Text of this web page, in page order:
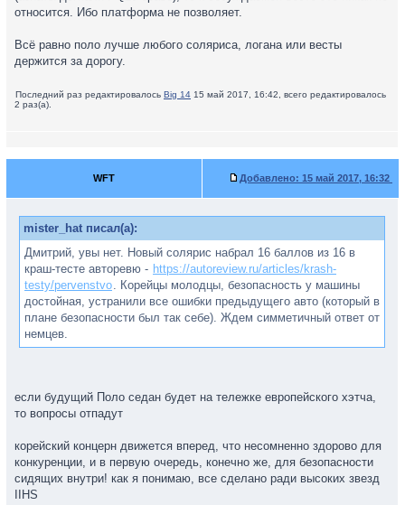
относится. Ибо платформа не позволяет.
Всё равно поло лучше любого соляриса, логана или весты
держится за дорогу.
Последний раз редактировалось Big 14 15 май 2017, 16:42, всего редактировалось
2 раз(а).
WFT Добавлено: 15 май 2017, 16:32
mister_hat писал(а):
Дмитрий, увы нет. Новый солярис набрал 16 баллов из 16 в
краш-тесте авторевю - https://autoreview.ru/articles/krash-
testy/pervenstvo. Корейцы молодцы, безопасность у машины
достойная, устранили все ошибки предыдущего авто (который в
плане безопасности был так себе). Ждем симметичный ответ от
немцев.
если будущий Поло седан будет на тележке европейского хэтча,
то вопросы отпадут
корейский концерн движется вперед, что несомненно здорово для
конкуренции, и в первую очередь, конечно же, для безопасности
сидящих внутри! как я понимаю, все сделано ради высоких звезд
IIHS